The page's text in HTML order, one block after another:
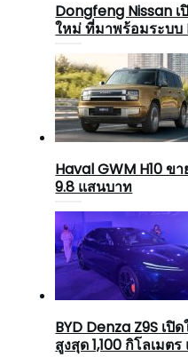
Dongfeng Nissan เ
ใหม่ ที่มาพร้อมระบบ
Haval GWM H10 ข
9.8 แสนบาท
BYD Denza Z9S เปิ
สูงสุด 1,100 กิโลเมต